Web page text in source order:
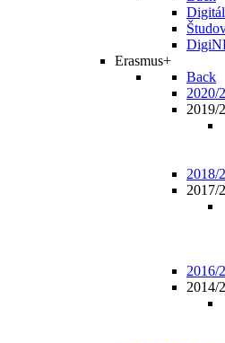
Erasmus+
Back
2020/
2019/
2018/
2017/
2016/
2014/